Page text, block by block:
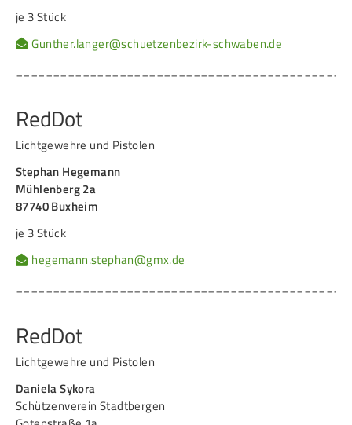
je 3 Stück
Gunther.langer@schuetzenbezirk-schwaben.de
RedDot
Lichtgewehre und Pistolen
Stephan Hegemann
Mühlenberg 2a
87740 Buxheim
je 3 Stück
hegemann.stephan@gmx.de
RedDot
Lichtgewehre und Pistolen
Daniela Sykora
Schützenverein Stadtbergen